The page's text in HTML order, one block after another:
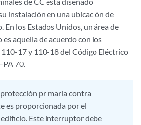
instalación en una ubicación de
En los Estados Unidos, un área de
es aquella de acuerdo con los
17 y 110-18 del Código Eléctrico
70.
protección primaria contra
es proporcionada por el
Este interruptor debe